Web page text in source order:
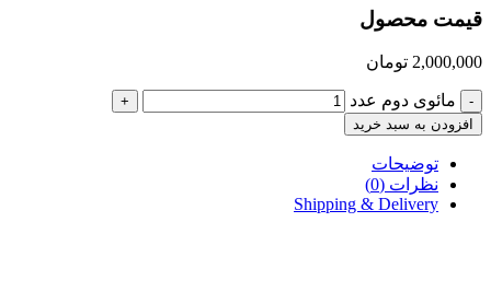
قیمت محصول
2,000,000 تومان
- مائوی دوم عدد
+
افزودن به سبد خرید
توضیحات
نظرات (0)
Shipping & Delivery